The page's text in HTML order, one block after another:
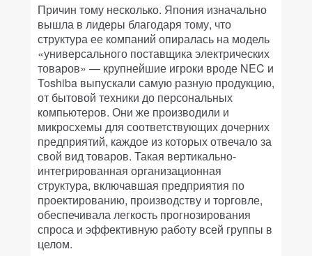
Причин тому несколько. Япония изначально
вышла в лидеры благодаря тому, что
структура ее компаний опиралась на модель
«универсального поставщика электрических
товаров» — крупнейшие игроки вроде NEC и
Toshiba выпускали самую разную продукцию,
от бытовой техники до персональных
компьютеров. Они же производили и
микросхемы для соответствующих дочерних
предприятий, каждое из которых отвечало за
свой вид товаров. Такая вертикально-
интегрированная организационная
структура, включавшая предприятия по
проектированию, производству и торговле,
обеспечивала легкость прогнозирования
спроса и эффективную работу всей группы в
целом.